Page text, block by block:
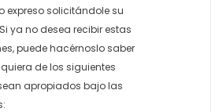
expreso solicitándole su
ya no desea recibir estas
puede hacérnoslo saber
de los siguientes
apropiados bajo las